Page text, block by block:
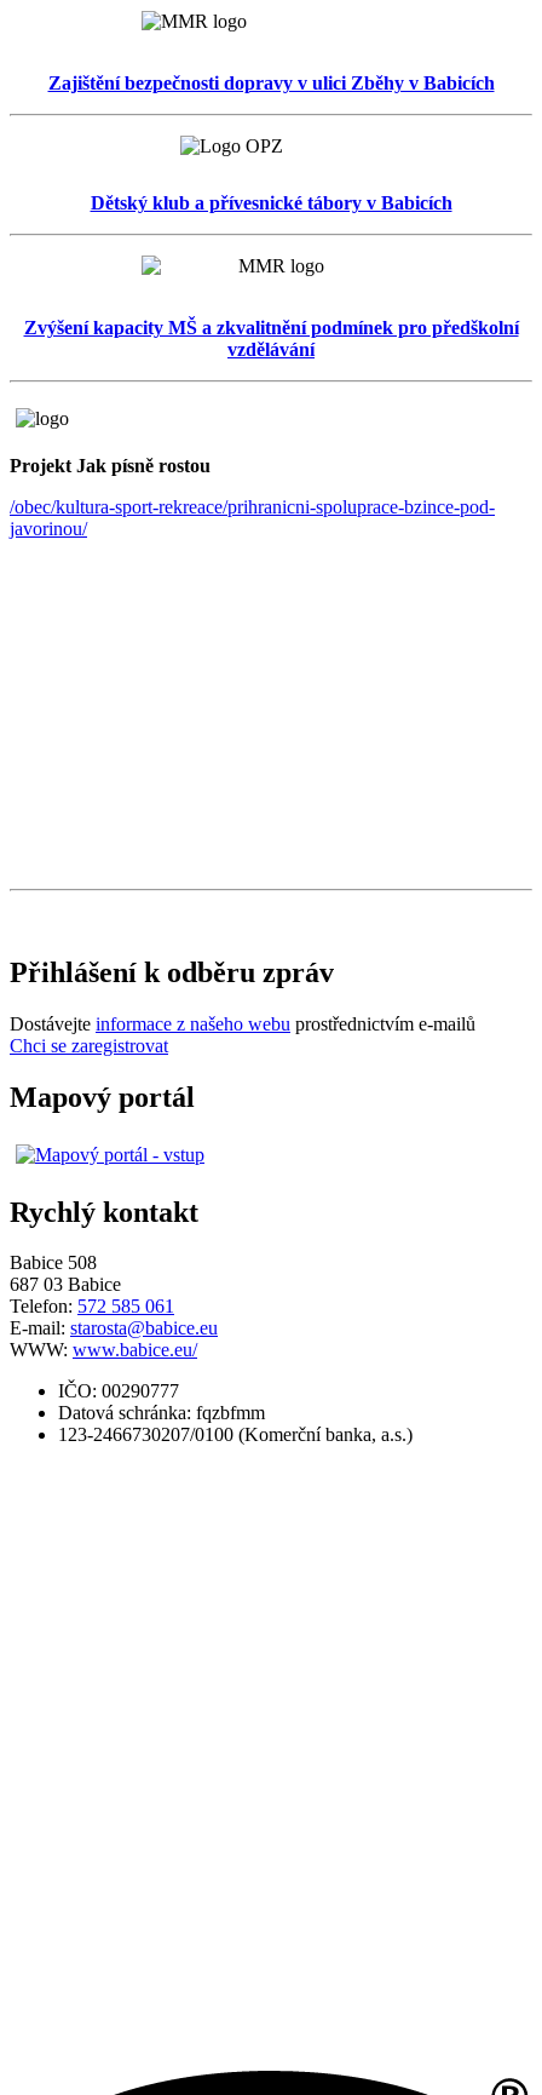
Zajištění bezpečnosti dopravy v ulici Zběhy v Babicích
Dětský klub a přívesnické tábory v Babicích
Zvýšení kapacity MŠ a zkvalitnění podmínek pro předškolní
vzdělávání
Projekt Jak písně rostou
/obec/kultura-sport-rekreace/prihranicni-spoluprace-bzince-pod-
javorinou/
Přihlášení k odběru zpráv
Dostávejte informace z našeho webu prostřednictvím e-mailů
Chci se zaregistrovat
Mapový portál
Rychlý kontakt
Babice 508
687 03 Babice
Telefon: 572 585 061
E-mail: starosta@babice.eu
WWW: www.babice.eu/
IČO: 00290777
Datová schránka: fqzbfmm
123-2466730207/0100 (Komerční banka, a.s.)